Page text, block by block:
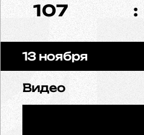
107 :
13 ноября
Видео